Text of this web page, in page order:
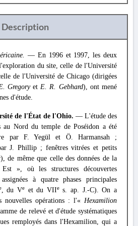
Description
— En 1996 et 1997, les deux
l'exploration du site, celle de l'Université
de l'Université de Chicago (dirigées
GregoryetE. R. Gebhard), ont mené
d'étude.
de l'État de l'Ohio. — L'étude des
au Nord du temple de Poséidon a été
par F. Yegül et Ö. Harmansah ;
J. Phillip ; fenêtres vitrées et petits
de même que celle des données de la
», où les structures découvertes
à quatre phases principales
, du Veet du VIIes. ap. J.-C). On a
nouvelles opérations : l'« Hexamilion
de relevé et d'étude systématiques
remployés dans l'Hexamilion, qui a